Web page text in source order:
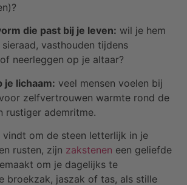
die past bij je leven: wil je hem
vasthouden tijdens
neerleggen op je altaar?
je lichaam: veel mensen voelen bij
zelfvertrouwen warmte rond de
rustiger ademritme.
vindt om de steen letterlijk in je
rusten, zijn zakstenen een geliefde
om je dagelijks te
broekzak, jaszak of tas, als stille